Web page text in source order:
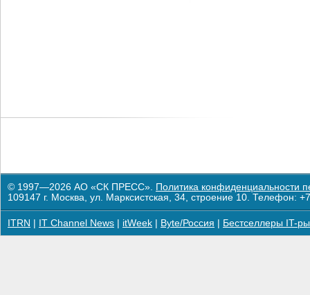
© 1997—2026 АО «СК ПРЕСС». Политика конфиденциальности
109147 г. Москва, ул. Марксистская, 34, строение 10. Телефон:
ITRN IT Channel News itWeek Byte/Россия Бестселлеры IT-